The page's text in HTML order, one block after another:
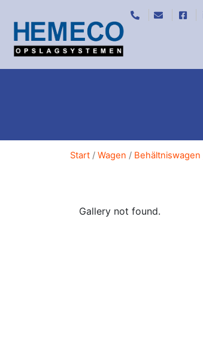
Start / Wagen / Behältniswagen
Gallery not found.